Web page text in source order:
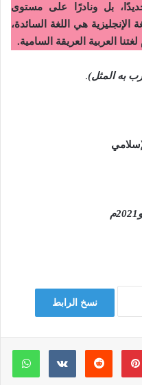
بل ونادرًا على مستوى
الإنجليزية هي اللغة السائدة،
العربية العريقة السامية.
به المثل).
نسخ الرابط
بينتيريست
‏Reddit
‏VKontakte